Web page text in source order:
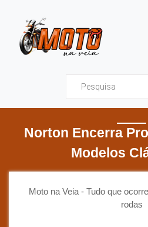
Moto
Norton Encerra
Modelos
Moto na Veia - Tudo que
rodas